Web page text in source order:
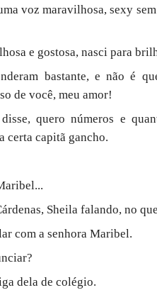
voz maravilhosa, sexy
e gostosa, nasci para
bastante, e não é
de você, meu amor!
quero números e
certa capitã gancho.
Sheila falando, no
com a senhora Maribel.
dela de colégio.